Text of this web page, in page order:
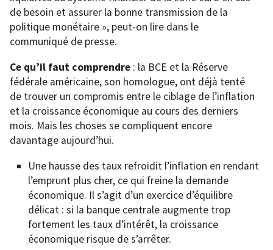
de besoin et assurer la bonne transmission de la
politique monétaire », peut-on lire dans le
communiqué de presse.
Ce qu’il faut comprendre : la BCE et la Réserve
fédérale américaine, son homologue, ont déjà tenté
de trouver un compromis entre le ciblage de l’inflation
et la croissance économique au cours des derniers
mois. Mais les choses se compliquent encore
davantage aujourd’hui.
Une hausse des taux refroidit l’inflation en rendant
l’emprunt plus cher, ce qui freine la demande
économique. Il s’agit d’un exercice d’équilibre
délicat : si la banque centrale augmente trop
fortement les taux d’intérêt, la croissance
économique risque de s’arrêter.